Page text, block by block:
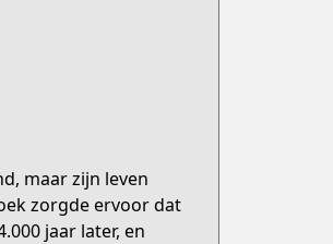
maar zijn leven
zorgde ervoor dat
jaar later, en